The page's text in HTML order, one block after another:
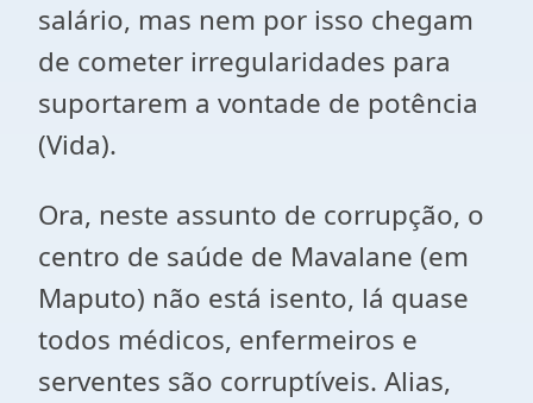
salário, mas nem por isso chegam
de cometer irregularidades para
suportarem a vontade de potência
(Vida).
Ora, neste assunto de corrupção, o
centro de saúde de Mavalane (em
Maputo) não está isento, lá quase
todos médicos, enfermeiros e
serventes são corruptíveis. Alias,